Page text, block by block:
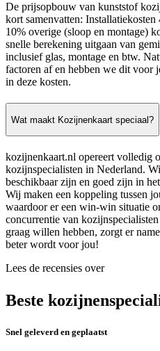
De prijsopbouw van kunststof
kort samenvatten:
10% overige (sloop en montage)
snelle berekening uitgaan van
inclusief glas, montage en btw.
factoren af en hebben we dit voor
in deze kosten.
Wat maakt Kozijnenkaart speciaal?
kozijnenkaart.nl opereert volledig
kozijnspecialisten in Nederland.
beschikbaar zijn en goed zijn in
Wij maken een koppeling tussen
waardoor er een win-win situatie
concurrentie van
graag willen hebben, zorgt er
beter wordt voor jou!
Lees de recensies over
Beste
Snel geleverd en geplaatst